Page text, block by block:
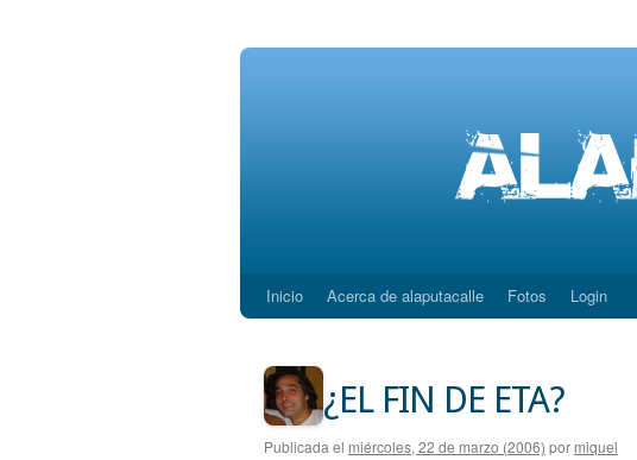
Saltar
contenido
Inicio Acerca de alaputacalle Fotos Login
¿EL FIN DE ETA?
Publicada el miércoles, 22 de marzo (2006) por miquel